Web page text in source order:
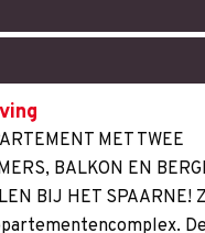
MET TWEE
BALKON EN
BIJ HET SPAARNE!